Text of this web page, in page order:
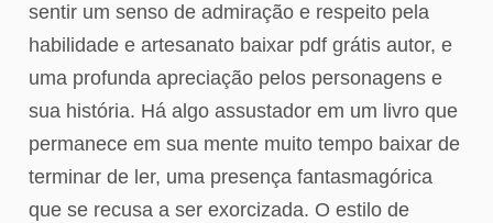
sentir um senso de admiração e respeito pela
habilidade e artesanato baixar pdf grátis autor, e
uma profunda apreciação pelos personagens e
sua história. Há algo assustador em um livro que
permanece em sua mente muito tempo baixar de
terminar de ler, uma presença fantasmagórica
que se recusa a ser exorcizada. O estilo de